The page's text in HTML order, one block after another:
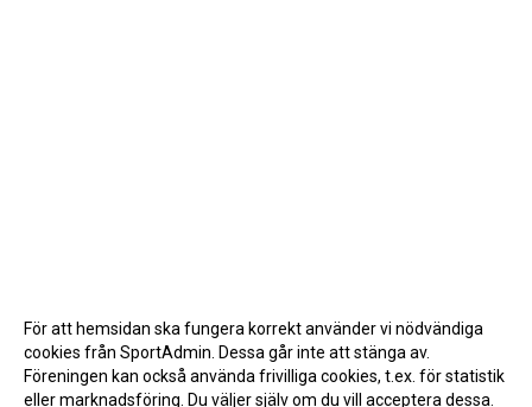
För att hemsidan ska fungera korrekt använder vi nödvändiga
cookies från SportAdmin. Dessa går inte att stänga av.
Föreningen kan också använda frivilliga cookies, t.ex. för statistik
eller marknadsföring. Du väljer själv om du vill acceptera dessa.